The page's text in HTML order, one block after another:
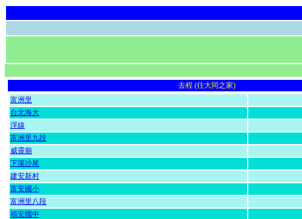
去程 (往大同之家)
富洲里
台北海大
浮線
富洲里九段
威靈廟
下溪沙尾
建安新村
富安國小
富洲里八段
福安國中